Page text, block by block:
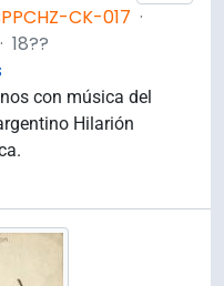
CK-017 ·
· 18??
con música del
Hilarión